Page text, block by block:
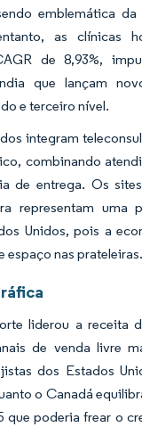
emblemática da
as clínicas
de 8,93%,
que lançam
e terceiro nível.
integram
combinando
de entrega. Os
representam uma
Unidos, pois a
espaço nas prateleiras.
liderou a receita
de venda livre
dos Estados
o Canadá
que poderia frear o